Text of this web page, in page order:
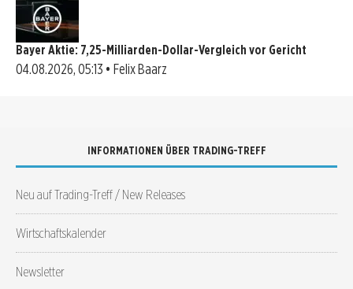
Bayer Aktie: 7,25-Milliarden-Dollar-Vergleich vor Gericht
04.08.2026, 05:13 • Felix Baarz
INFORMATIONEN ÜBER TRADING-TREFF
Neu auf Trading-Treff / New Releases
Wirtschaftskalender
Newsletter